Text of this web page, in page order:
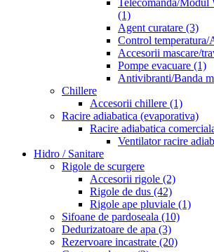
Telecomanda/Modul
(1)
Agent curatare (3)
Control temperatura/
Accesorii mascare/
Pompe evacuare (1)
Antivibranti/Banda
Chillere
Accesorii chillere (1)
Racire adiabatica (evaporativa)
Racire adiabatica
Ventilator racire
Hidro / Sanitare
Rigole de scurgere
Accesorii rigole (2)
Rigole de dus (42)
Rigole ape pluviale (1)
Sifoane de pardoseala (10)
Dedurizatoare de apa (3)
Rezervoare incastrate (20)